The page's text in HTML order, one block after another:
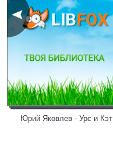
Юрий Яковлев - Урс и Кэт